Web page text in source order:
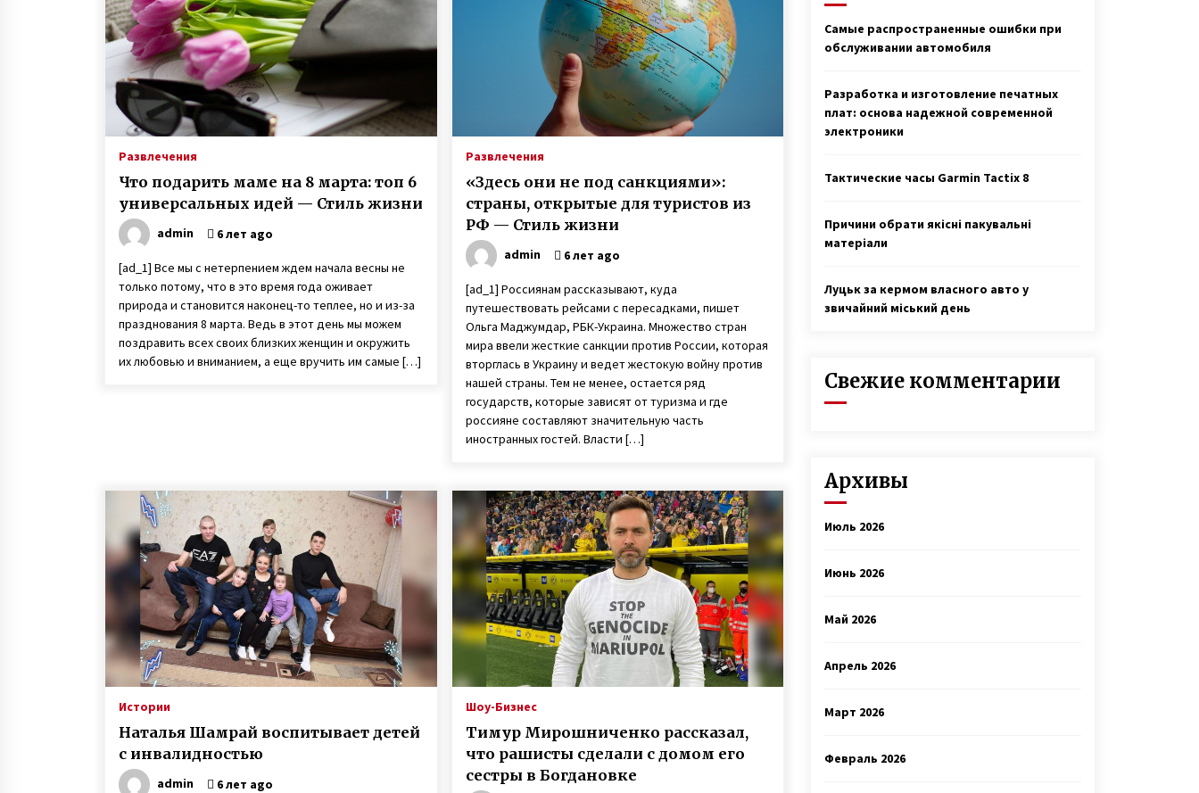
доске
6 лет ago
мне знакомой. И я написала ему»
3 года ago
Игорь Руденя, живущий в
Чернобыльской зоне 16 лет,
открыл выставку картин в Киеве
6 лет ago
Слепая женщина из Винницы
создала рок-группу, в которой
играют музыканты с
инвалидностью
7 лет ago
Неизлечимо больному Саше,
7 лет ago
Пенсионер поступил в
7 лет ago
Марина и Дмитрий Самилыки из
семьи
7 лет ago
Любовь лечит — Екатерина
спасла ее
6 лет ago
Развлечения
Что подарить маме на 8 марта: топ 6
универсальных идей — Стиль жизни
admin 6 лет ago
[ad_1] Все мы с нетерпением ждем начала весны не
только потому, что в это время года оживает
природа и становится наконец-то теплее, но и из-за
празднования 8 марта. Ведь в этот день мы можем
поздравить всех своих близких женщин и окружить
их любовью и вниманием, а еще вручить им самые […]
Развлечения
«Здесь они не под санкциями»:
страны, открытые для туристов из
РФ — Стиль жизни
admin 6 лет ago
[ad_1] Россиянам рассказывают, куда
путешествовать рейсами с пересадками, пишет
Ольга Маджумдар, РБК-Украина. Множество стран
мира ввели жесткие санкции против России, которая
вторглась в Украину и ведет жестокую войну против
нашей страны. Тем не менее, остается ряд
государств, которые зависят от туризма и где
россияне составляют значительную часть
иностранных гостей. Власти […]
Истории
Наталья Шамрай воспитывает детей
с инвалидностью
admin 6 лет ago
Шоу-Бизнес
Тимур Мирошниченко рассказал,
что рашисты сделали с домом его
сестры в Богдановке
Самые распространенные ошибки при
обслуживании автомобиля
Разработка и изготовление печатных
плат: основа надежной современной
электроники
Тактические часы Garmin Tactix 8
Причини обрати якісні пакувальні
матеріали
Луцьк за кермом власного авто у
звичайний міський день
Свежие комментарии
Архивы
Июль 2026
Июнь 2026
Май 2026
Апрель 2026
Март 2026
Февраль 2026